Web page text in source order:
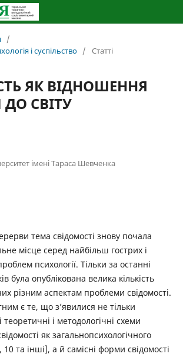
/
і суспільство / Статті
ЯК ВІДНОШЕННЯ
СВІТУ
імені Тараса Шевченка
тема свідомості знову почала
місце серед найбільш гострих і
психології. Тільки за останні
була опублікована велика кількість
різним аспектам проблеми свідомості.
є те, що з’явилися не тільки
і методологічні схеми
як загальнопсихологічного
та інші], а й самісні форми свідомості